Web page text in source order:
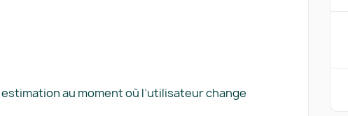
au moment où l’utilisateur change